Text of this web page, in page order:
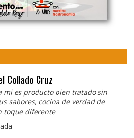
Collado Cruz
mi es producto bien tratado sin
sabores, cocina de verdad de
toque diferente